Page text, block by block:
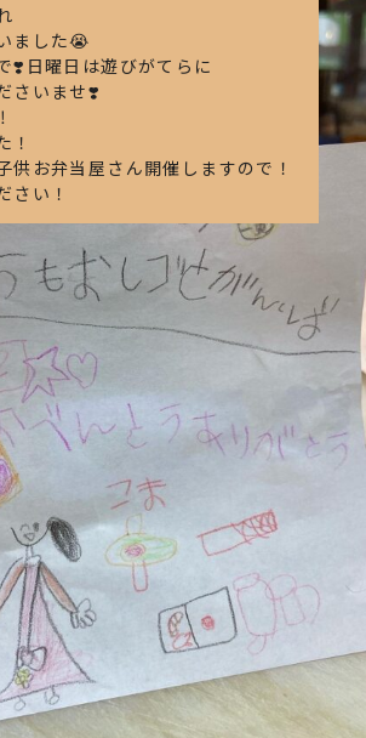
ました😭
❣️日曜日は遊びがてらに
さいませ❣️
！
供お弁当屋さん開催しますので！
さい！